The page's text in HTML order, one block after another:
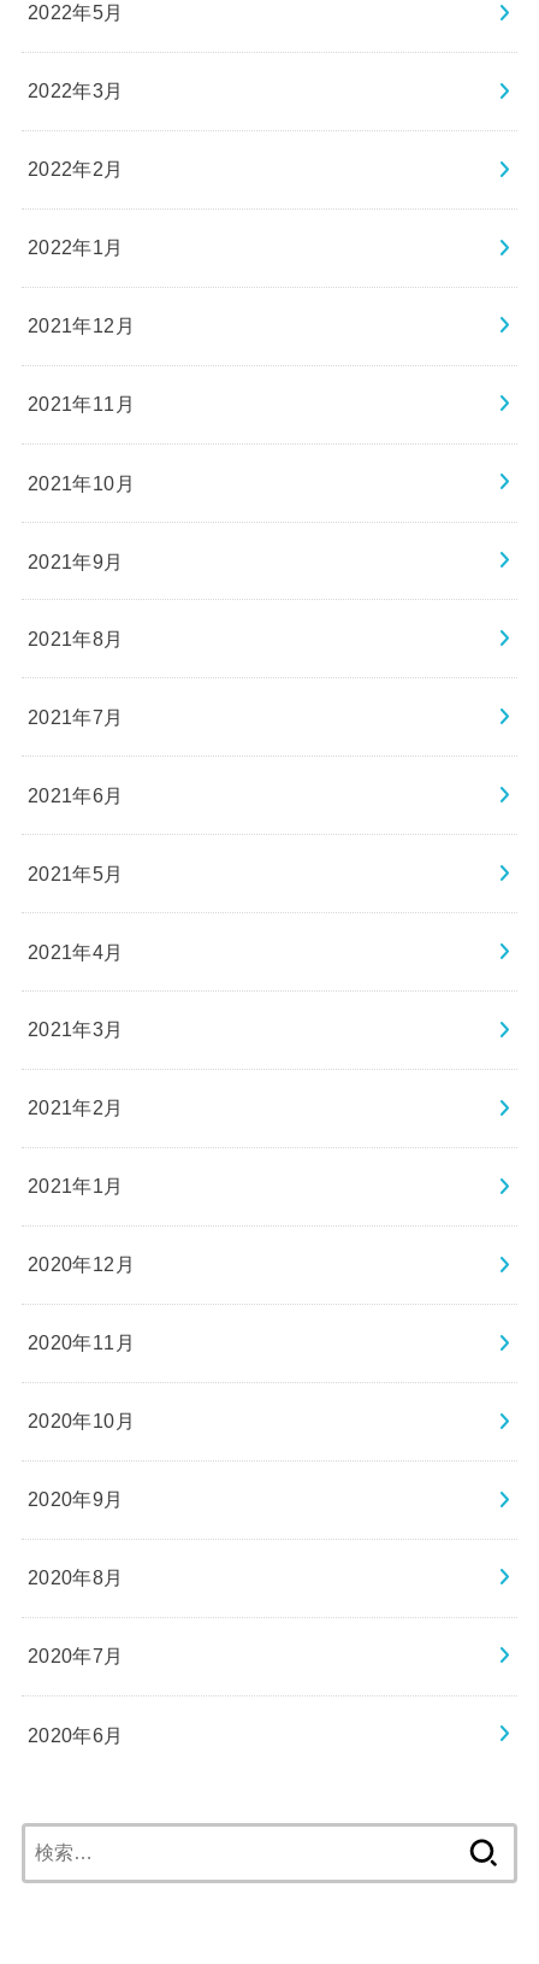
2022年5月
2022年3月
2022年2月
2022年1月
2021年12月
2021年11月
2021年10月
2021年9月
2021年8月
2021年7月
2021年6月
2021年5月
2021年4月
2021年3月
2021年2月
2021年1月
2020年12月
2020年11月
2020年10月
2020年9月
2020年8月
2020年7月
2020年6月
索: